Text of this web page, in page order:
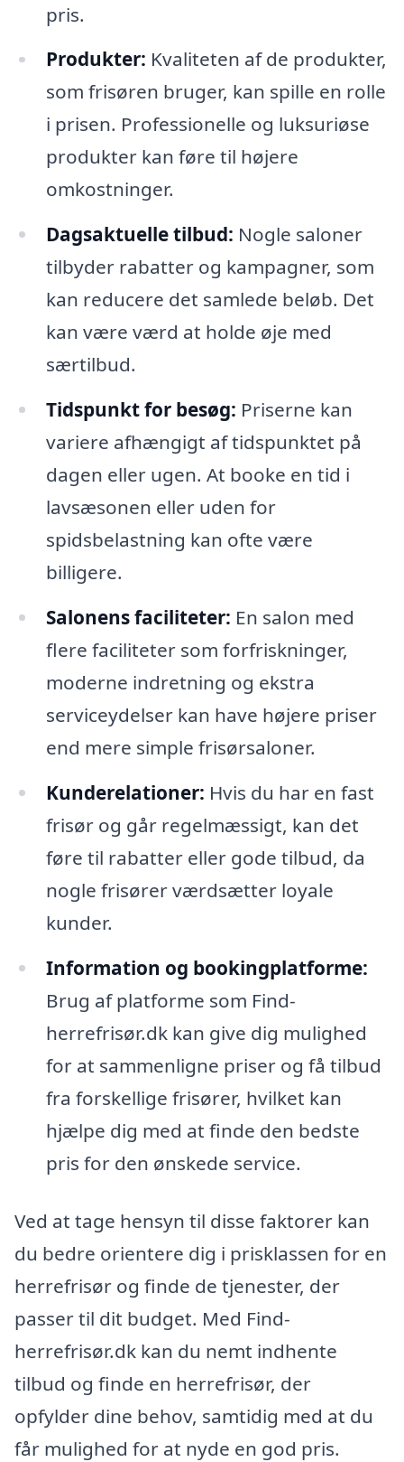
pris.
Produkter: Kvaliteten af de produkter,
som frisøren bruger, kan spille en rolle
i prisen. Professionelle og luksuriøse
produkter kan føre til højere
omkostninger.
Dagsaktuelle tilbud: Nogle saloner
tilbyder rabatter og kampagner, som
kan reducere det samlede beløb. Det
kan være værd at holde øje med
særtilbud.
Tidspunkt for besøg: Priserne kan
variere afhængigt af tidspunktet på
dagen eller ugen. At booke en tid i
lavsæsonen eller uden for
spidsbelastning kan ofte være
billigere.
Salonens faciliteter: En salon med
flere faciliteter som forfriskninger,
moderne indretning og ekstra
serviceydelser kan have højere priser
end mere simple frisørsaloner.
Kunderelationer: Hvis du har en fast
frisør og går regelmæssigt, kan det
føre til rabatter eller gode tilbud, da
nogle frisører værdsætter loyale
kunder.
Information og bookingplatforme:
Brug af platforme som Find-
herrefrisør.dk kan give dig mulighed
for at sammenligne priser og få tilbud
fra forskellige frisører, hvilket kan
hjælpe dig med at finde den bedste
pris for den ønskede service.
Ved at tage hensyn til disse faktorer kan
du bedre orientere dig i prisklassen for en
herrefrisør og finde de tjenester, der
passer til dit budget. Med Find-
herrefrisør.dk kan du nemt indhente
tilbud og finde en herrefrisør, der
opfylder dine behov, samtidig med at du
får mulighed for at nyde en god pris.